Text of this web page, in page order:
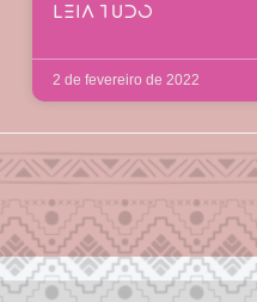
LEIA TUDO
2 de fevereiro de 2022